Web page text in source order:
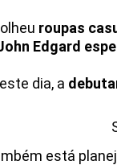
roupas
Edgard
dia, a
está